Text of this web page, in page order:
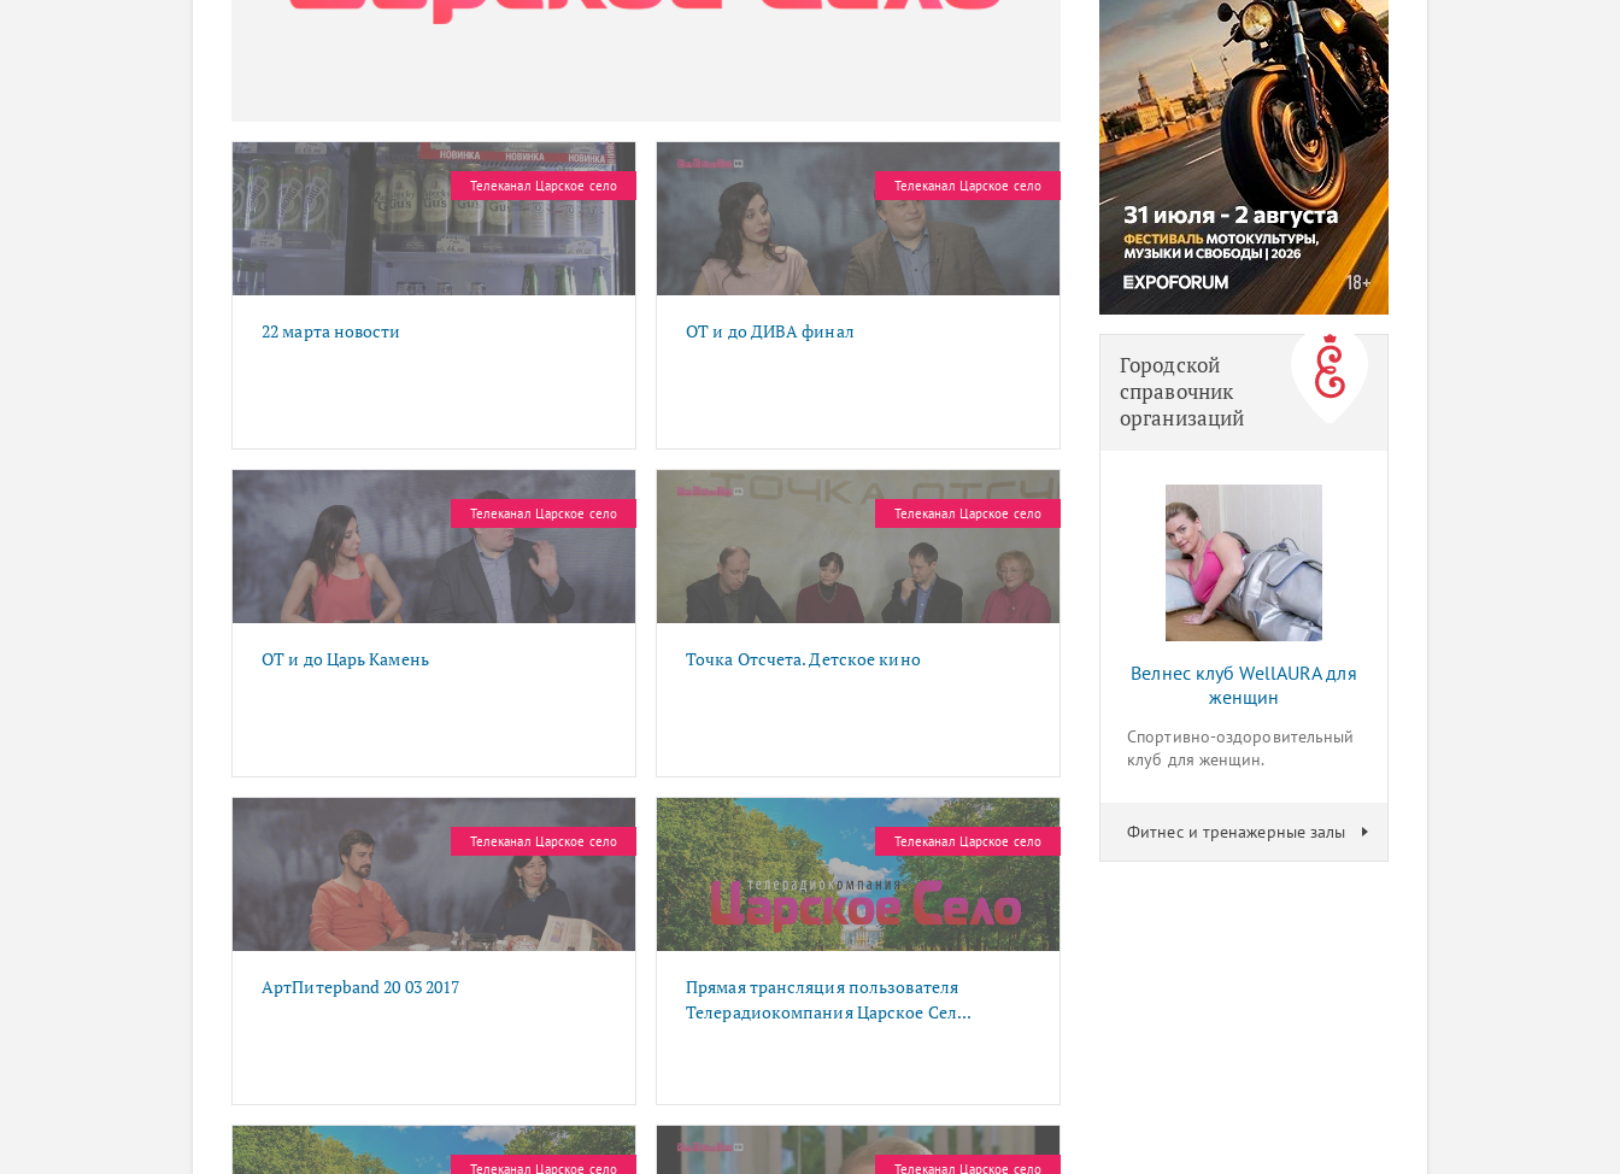
Телеканал Царское село
22 марта новости
Телеканал Царское село
ОТ и до ДИВА финал
Телеканал Царское село
ОТ и до Царь Камень
Телеканал Царское село
Точка Отсчета. Детское кино
Телеканал Царское село
АртПитерband 20 03 2017
Телеканал Царское село
Прямая трансляция пользователя
Телерадиокомпания Царское Сел...
Телеканал Царское село Телеканал Царское село
Городской
справочник
организаций
Велнес клуб WellAURA для
женщин
Спортивно-оздоровительный
клуб для женщин.
Фитнес и тренажерные залы